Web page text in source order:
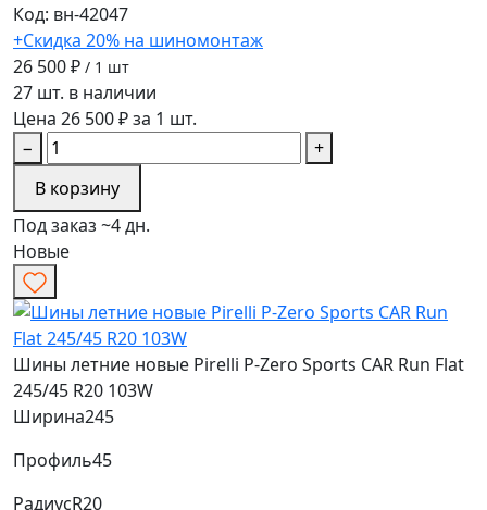
Код: вн-42047
+Скидка 20% на шиномонтаж
26 500 ₽ / 1 шт
27 шт. в наличии
Цена 26 500 ₽ за 1 шт.
−
+
В корзину
Под заказ ~4 дн.
Новые
Шины летние новые Pirelli P-Zero Sports CAR Run Flat
245/45 R20 103W
Ширина245
Профиль45
РадиусR20